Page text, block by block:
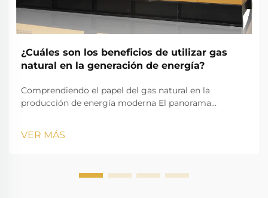
¿Cuáles son los beneficios de utilizar gas
natural en la generación de energía?
Comprendiendo el papel del gas natural en la
producción de energía moderna El panorama
generación de energía a partir de gas natural ha
surgido como un pilar fundamental en la producción
limpias y eficientes...
VER MÁS